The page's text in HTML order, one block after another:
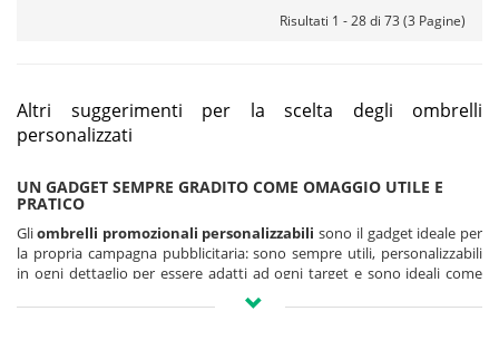
Risultati 1 - 28 di 73 (3 Pagine)
Altri suggerimenti per la scelta degli ombrelli
personalizzati
UN GADGET SEMPRE GRADITO COME OMAGGIO UTILE E
PRATICO
Gliombrelli promozionali personalizzabili sono il gadget ideale per
la propria campagna pubblicitaria: sono sempre utili, personalizzabili
in ogni dettaglio per essere adatti ad ogni target e sono ideali come
omaggio durante eventi all'aperto
pioggia che per offrire una protezione dal calore del sole.